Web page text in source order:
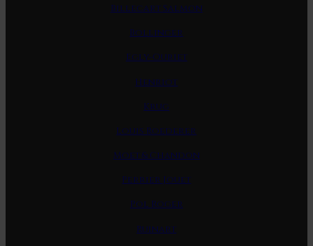
Billecart Salmon
Bollinger
Egly-Ouriet
Henriot
Krug
Louis Roederer
Moet & Chandon
Perrier Jouet
Pol Roger
Ruinart